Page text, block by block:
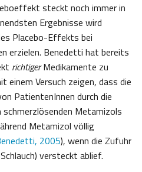
steckt noch immer in
Ergebnisse wird
Placebo-Effekts bei
erzielen. Benedetti hat bereits
richtigerMedikamente zu
einem Versuch zeigen, dass die
PatientenInnen durch die
Metamizols
Metamizol völlig
2005), wenn die Zufuhr
versteckt ablief.